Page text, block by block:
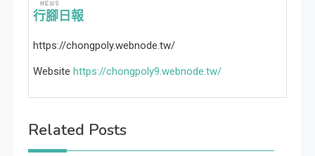
行腳日報
https://chongpoly.webnode.tw/
Website https://chongpoly9.webnode.tw/
Related Posts